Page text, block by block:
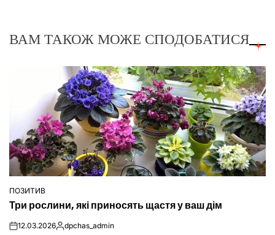
ВАМ ТАКОЖ МОЖЕ СПОДОБАТИСЯ
ОПУБЛІКУВАТИ
ПОЗИТИВ
Три рослини, які приносять щастя у ваш дім
on12.03.2026Опубліковано
dpchas_admin